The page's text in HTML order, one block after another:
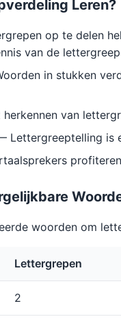
Leren?
op te delen
van de
in stukken
van
Lettergreeptelling is
woorden om
Lettergrepen
2